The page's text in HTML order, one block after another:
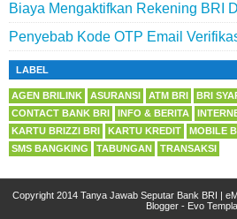
Biaya Mengaktifkan Rekening BRI
Penyebab Kode OTP Email
LABEL
AGEN BRILINK ASURANSI ATM BRI BRI
CONTACT BANK BRI
INFO & BERITA
KARTU BRIZZI BRI
KARTU KREDIT MOBILE
SMS BANGKING
TABUNGAN TRANSAKSI
Copyright 2014 Tanya Jawab Seputar Bank BRI |
Blogger- Evo